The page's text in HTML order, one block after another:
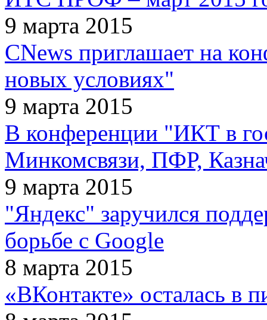
9 марта 2015
CNews приглашает на
новых условиях"
9 марта 2015
В конференции "ИКТ в
Минкомсвязи, ПФР,
9 марта 2015
"Яндекс" заручился
борьбе с Google
8 марта 2015
«ВКонтакте» осталась в